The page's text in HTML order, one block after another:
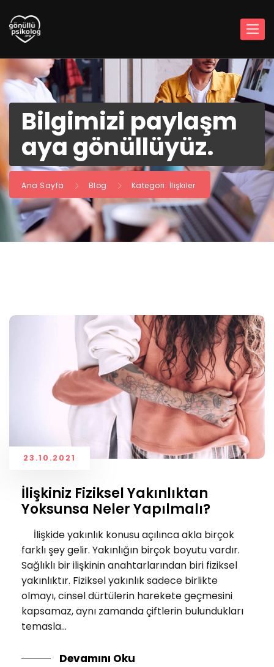
Bilgimizi paylaşm
aya gönüllüyüz.
Ana Sayfa Blog Kategori: İlişkiler
23.10.2021
İlişkiniz Fiziksel Yakınlıktan
Yoksunsa Neler Yapılmalı?
İlişkide yakınlık konusu açılınca akla birçok
farklı şey gelir. Yakınlığın birçok boyutu vardır.
Sağlıklı bir ilişkinin anahtarlarından biri fiziksel
yakınlıktır. Fiziksel yakınlık sadece birlikte
olmayı, cinsel dürtülerin harekete geçmesini
kapsamaz, aynı zamanda çiftlerin bulundukları
temasla...
Devamını Oku